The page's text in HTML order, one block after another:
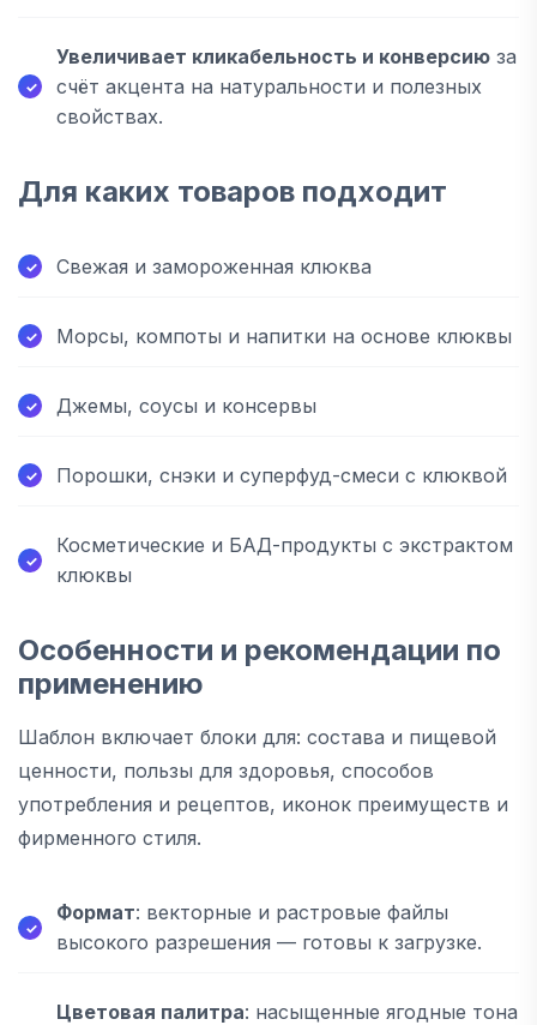
Увеличивает кликабельность и конверсию за
счёт акцента на натуральности и полезных
свойствах.
Для каких товаров подходит
Свежая и замороженная клюква
Морсы, компоты и напитки на основе клюквы
Джемы, соусы и консервы
Порошки, снэки и суперфуд-смеси с клюквой
Косметические и БАД-продукты с экстрактом
клюквы
Особенности и рекомендации по
применению
Шаблон включает блоки для: состава и пищевой
ценности, пользы для здоровья, способов
употребления и рецептов, иконок преимуществ и
фирменного стиля.
Формат: векторные и растровые файлы
высокого разрешения — готовы к загрузке.
Цветовая палитра: насыщенные ягодные тона